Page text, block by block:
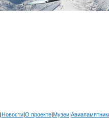
|Новости|О проекте|Музеи|